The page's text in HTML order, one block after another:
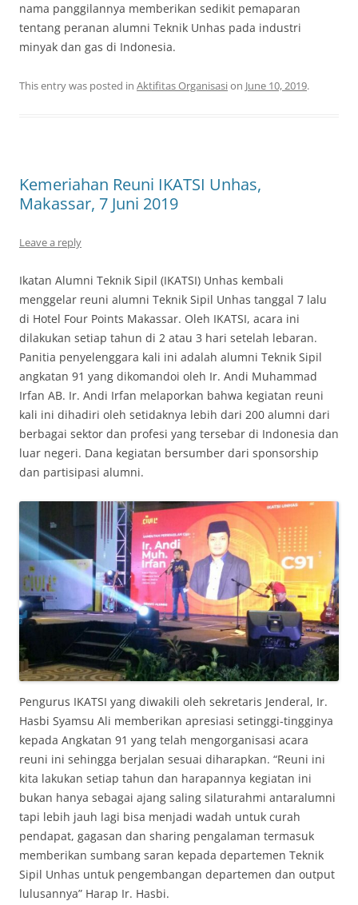
nama panggilannya memberikan sedikit pemaparan
tentang peranan alumni Teknik Unhas pada industri
minyak dan gas di Indonesia.
This entry was posted in Aktifitas Organisasion June 10, 2019.
Kemeriahan Reuni IKATSI Unhas,
Makassar, 7 Juni 2019
Leave a reply
Ikatan Alumni Teknik Sipil (IKATSI) Unhas kembali
menggelar reuni alumni Teknik Sipil Unhas tanggal 7 lalu
di Hotel Four Points Makassar. Oleh IKATSI, acara ini
dilakukan setiap tahun di 2 atau 3 hari setelah lebaran.
Panitia penyelenggara kali ini adalah alumni Teknik Sipil
angkatan 91 yang dikomandoi oleh Ir. Andi Muhammad
Irfan AB. Ir. Andi Irfan melaporkan bahwa kegiatan reuni
kali ini dihadiri oleh setidaknya lebih dari 200 alumni dari
berbagai sektor dan profesi yang tersebar di Indonesia dan
luar negeri. Dana kegiatan bersumber dari sponsorship
dan partisipasi alumni.
Pengurus IKATSI yang diwakili oleh sekretaris Jenderal, Ir.
Hasbi Syamsu Ali memberikan apresiasi setinggi-tingginya
kepada Angkatan 91 yang telah mengorganisasi acara
reuni ini sehingga berjalan sesuai diharapkan. “Reuni ini
kita lakukan setiap tahun dan harapannya kegiatan ini
bukan hanya sebagai ajang saling silaturahmi antaralumni
tapi lebih jauh lagi bisa menjadi wadah untuk curah
pendapat, gagasan dan sharing pengalaman termasuk
memberikan sumbang saran kepada departemen Teknik
Sipil Unhas untuk pengembangan departemen dan output
lulusannya” Harap Ir. Hasbi.